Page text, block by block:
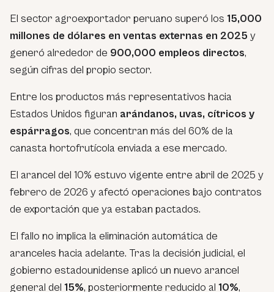
El sector agroexportador peruano superó los 15,000
millones de dólares en ventas externas en 2025 y
generó alrededor de 900,000 empleos directos,
según cifras del propio sector.
Entre los productos más representativos hacia
Estados Unidos figuran arándanos, uvas, cítricos y
espárragos, que concentran más del 60% de la
canasta hortofrutícola enviada a ese mercado.
El arancel del 10% estuvo vigente entre abril de 2025 y
febrero de 2026 y afectó operaciones bajo contratos
de exportación que ya estaban pactados.
El fallo no implica la eliminación automática de
aranceles hacia adelante. Tras la decisión judicial, el
gobierno estadounidense aplicó un nuevo arancel
general del 15%, posteriormente reducido al 10%,